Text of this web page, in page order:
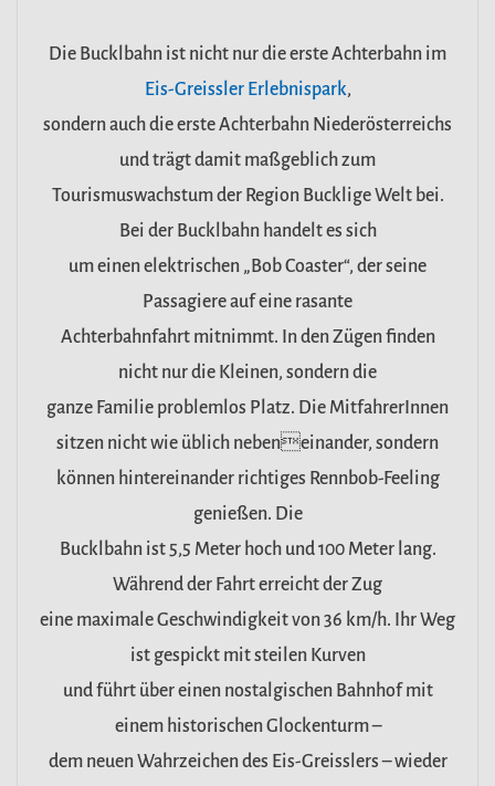
Die Bucklbahn ist nicht nur die erste Achterbahn im
Eis-Greissler Erlebnispark,
sondern auch die erste Achterbahn Niederösterreichs
und trägt damit maßgeblich zum
Tourismuswachstum der Region Bucklige Welt bei.
Bei der Bucklbahn handelt es sich
um einen elektrischen „Bob Coaster“, der seine
Passagiere auf eine rasante
Achterbahnfahrt mitnimmt. In den Zügen finden
nicht nur die Kleinen, sondern die
ganze Familie problemlos Platz. Die MitfahrerInnen
sitzen nicht wie üblich nebeneinander, sondern
können hintereinander richtiges Rennbob-Feeling
genießen. Die
Bucklbahn ist 5,5 Meter hoch und 100 Meter lang.
Während der Fahrt erreicht der Zug
eine maximale Geschwindigkeit von 36 km/h. Ihr Weg
ist gespickt mit steilen Kurven
und führt über einen nostalgischen Bahnhof mit
einem historischen Glockenturm –
dem neuen Wahrzeichen des Eis-Greisslers – wieder